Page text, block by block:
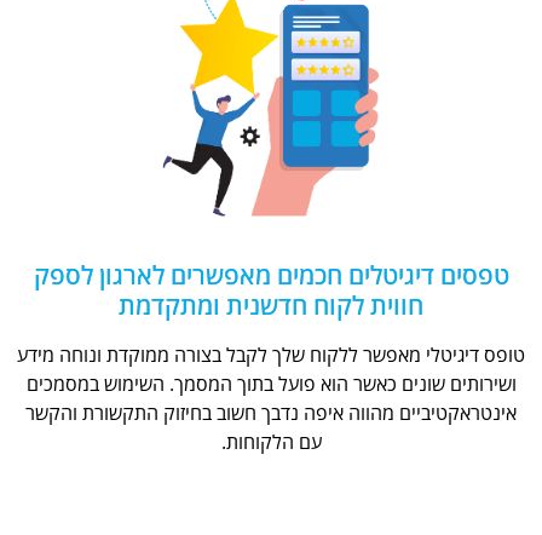
טפסים דיגיטלים חכמים מאפשרים לארגון לספק
חווית לקוח חדשנית ומתקדמת
טופס דיגיטלי מאפשר ללקוח שלך לקבל בצורה ממוקדת ונוחה מידע
ושירותים שונים כאשר הוא פועל בתוך המסמך. השימוש במסמכים
אינטראקטיביים מהווה איפה נדבך חשוב בחיזוק התקשורת והקשר
עם הלקוחות.